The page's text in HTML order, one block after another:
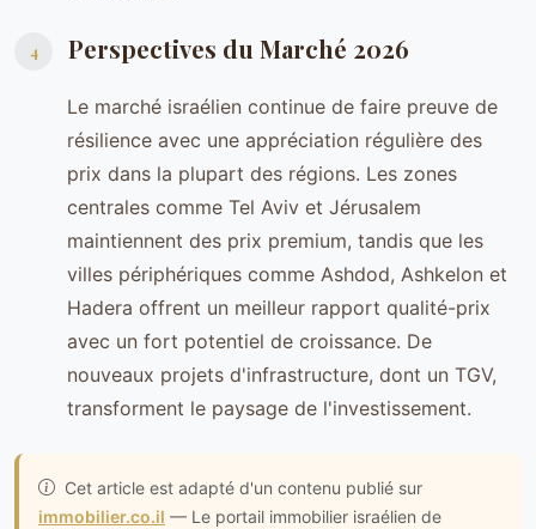
4 Perspectives du Marché 2026
Le marché israélien continue de faire preuve de
résilience avec une appréciation régulière des
prix dans la plupart des régions. Les zones
centrales comme Tel Aviv et Jérusalem
maintiennent des prix premium, tandis que les
villes périphériques comme Ashdod, Ashkelon et
Hadera offrent un meilleur rapport qualité-prix
avec un fort potentiel de croissance. De
nouveaux projets d'infrastructure, dont un TGV,
transforment le paysage de l'investissement.
Cet article est adapté d'un contenu publié sur
immobilier.co.il — Le portail immobilier israélien de